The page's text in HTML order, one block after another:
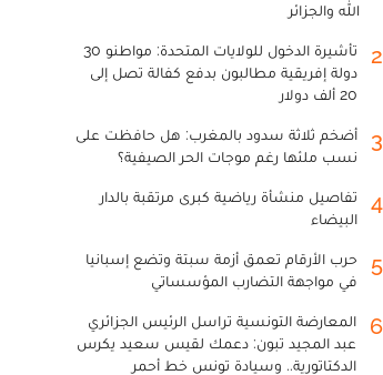
الله والجزائر
2
تأشيرة الدخول للولايات المتحدة: مواطنو 30
دولة إفريقية مطالبون بدفع كفالة تصل إلى
20 ألف دولار
3
أضخم ثلاثة سدود بالمغرب: هل حافظت على
نسب ملئها رغم موجات الحر الصيفية؟
4
تفاصيل منشأة رياضية كبرى مرتقبة بالدار
البيضاء
5
حرب الأرقام تعمق أزمة سبتة وتضع إسبانيا
في مواجهة التضارب المؤسساتي
6
المعارضة التونسية تراسل الرئيس الجزائري
عبد المجيد تبون: دعمك لقيس سعيد يكرس
الدكتاتورية.. وسيادة تونس خط أحمر